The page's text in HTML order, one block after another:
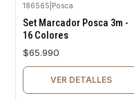
186565 Posca
Set Marcador Posca 3m -
16 Colores
$65.990
VER DETALLES